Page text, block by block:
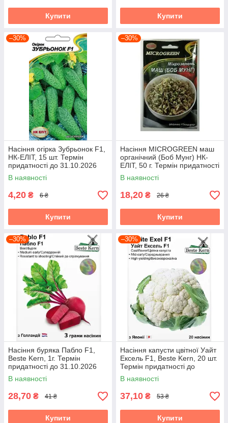
Купити Купити
–30%
Насіння огірка Зубрьонок F1,
НК-ЕЛІТ, 15 шт. Термін
придатності до 31.10.2026
В наявності
4,20 ₴ 6 ₴
Купити
–30%
Насіння MICROGREEN маш
органічний (Боб Мунг) НК-
ЕЛІТ, 50 г. Термін придатності
до 31.10.2026
В наявності
18,20 ₴ 26 ₴
Купити
–30%
Насіння буряка Пабло F1,
Beste Kern, 1г. Термін
придатності до 31.10.2026
В наявності
28,70 ₴ 41 ₴
Купити
–30%
Насіння капусти цвітної Уайт
Ексель F1, Beste Kern, 20 шт.
Термін придатності до
31.10.2026
В наявності
37,10 ₴ 53 ₴
Купити